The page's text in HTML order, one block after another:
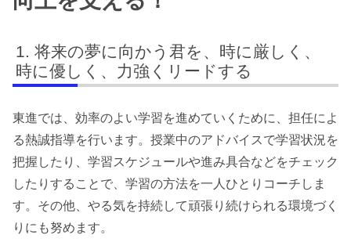
将来の夢に向かう君を、時に厳しく、
時に優しく、力強くリードする
東進では、効率のよい学習を進めていくために、担任によ
る熱誠指導を行います。授業中のアドバイスで学習状況を
把握したり、学習スケジュールや進み具合などをチェック
したりすることで、学習の方法を一人ひとりコーチしま
す。その他、やる気を持続して頑張り続けられる環境づく
りにも努めます。